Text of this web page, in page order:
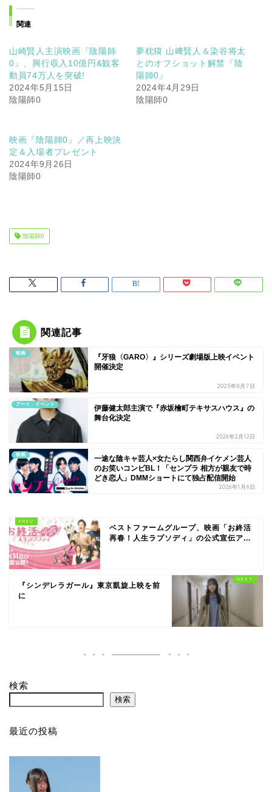
関連
山崎賢人主演映画『陰陽師
0』、興行収入10億円&観客
動員74万人を突破!
2024年5月15日
陰陽師0
夢枕獏 山﨑賢人＆染谷将太
とのオフショット解禁『陰
陽師0』
2024年4月29日
陰陽師0
映画『陰陽師0』／再上映決
定＆入場者プレゼント
2024年9月26日
陰陽師0
陰陽師0
関連記事
映画
『牙狼〈GARO〉』シリーズ劇場版上映イベント
開催決定
2025年8月7日
アート イベント
伊藤健太郎主演で『赤坂檜町テキサスハウス』の
舞台化決定
2026年2月12日
映画
一途な陰キャ芸人×女たらし関西弁イケメン芸人
のお笑いコンビBL！「センプラ 相方が親友で時
どき恋人」DMMショートにて独占配信開始
2026年1月6日
ベストファームグループ、映画「お終活
再春！人生ラプソディ」の公式宣伝ア...
『シンデレラガール』東京凱旋上映を前
に
検索
検索
最近の投稿